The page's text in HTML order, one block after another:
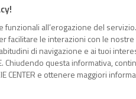
all’erogazione del
facilitare le interazioni con le
di navigazione e ai tuoi
Chiudendo questa informativa,
e ottenere maggiori
COPIA LINK